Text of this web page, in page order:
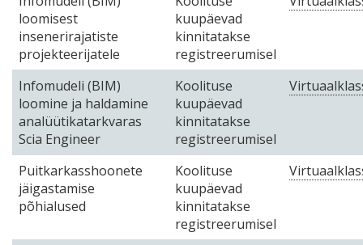
loomisest
insenerirajatiste
projekteerijatele
kuupäevad
kinnitatakse
registreerumisel
Infomudeli (BIM)
loomine ja haldamine
analüütikatarkvaras
Scia Engineer
Koolituse
kuupäevad
kinnitatakse
registreerumisel
Puitkarkasshoonete
jäigastamise
põhialused
Koolituse
kuupäevad
kinnitatakse
registreerumisel